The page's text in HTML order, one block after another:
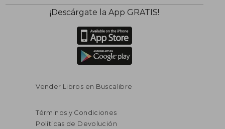
¡Descárgate la App GRATIS!
Vender Libros en Buscalibre
Términos y Condiciones
Políticas de Devolución